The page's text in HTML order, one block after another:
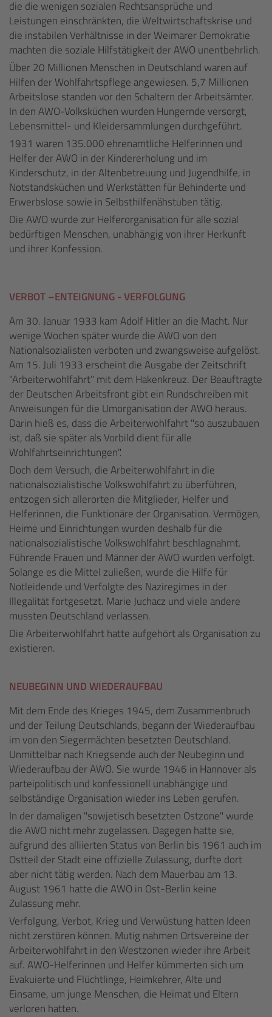
die die wenigen sozialen Rechtsansprüche und
Leistungen einschränkten, die Weltwirtschaftskrise und
die instabilen Verhältnisse in der Weimarer Demokratie
machten die soziale Hilfstätigkeit der AWO unentbehrlich.
Über 20 Millionen Menschen in Deutschland waren auf
Hilfen der Wohlfahrtspflege angewiesen. 5,7 Millionen
Arbeitslose standen vor den Schaltern der Arbeitsämter.
In den AWO-Volksküchen wurden Hungernde versorgt,
Lebensmittel- und Kleidersammlungen durchgeführt.
1931 waren 135.000 ehrenamtliche Helferinnen und
Helfer der AWO in der Kindererholung und im
Kinderschutz, in der Altenbetreuung und Jugendhilfe, in
Notstandsküchen und Werkstätten für Behinderte und
Erwerbslose sowie in Selbsthilfenähstuben tätig.
Die AWO wurde zur Helferorganisation für alle sozial
bedürftigen Menschen, unabhängig von ihrer Herkunft
und ihrer Konfession.
VERBOT –ENTEIGNUNG - VERFOLGUNG
Am 30. Januar 1933 kam Adolf Hitler an die Macht. Nur
wenige Wochen später wurde die AWO von den
Nationalsozialisten verboten und zwangsweise aufgelöst.
Am 15. Juli 1933 erscheint die Ausgabe der Zeitschrift
"Arbeiterwohlfahrt" mit dem Hakenkreuz. Der Beauftragte
der Deutschen Arbeitsfront gibt ein Rundschreiben mit
Anweisungen für die Umorganisation der AWO heraus.
Darin hieß es, dass die Arbeiterwohlfahrt "so auszubauen
ist, daß sie später als Vorbild dient für alle
Wohlfahrtseinrichtungen".
Doch dem Versuch, die Arbeiterwohlfahrt in die
nationalsozialistische Volkswohlfahrt zu überführen,
entzogen sich allerorten die Mitglieder, Helfer und
Helferinnen, die Funktionäre der Organisation. Vermögen,
Heime und Einrichtungen wurden deshalb für die
nationalsozialistische Volkswohlfahrt beschlagnahmt.
Führende Frauen und Männer der AWO wurden verfolgt.
Solange es die Mittel zuließen, wurde die Hilfe für
Notleidende und Verfolgte des Naziregimes in der
Illegalität fortgesetzt. Marie Juchacz und viele andere
mussten Deutschland verlassen.
Die Arbeiterwohlfahrt hatte aufgehört als Organisation zu
existieren.
NEUBEGINN UND WIEDERAUFBAU
Mit dem Ende des Krieges 1945, dem Zusammenbruch
und der Teilung Deutschlands, begann der Wiederaufbau
im von den Siegermächten besetzten Deutschland.
Unmittelbar nach Kriegsende auch der Neubeginn und
Wiederaufbau der AWO. Sie wurde 1946 in Hannover als
parteipolitisch und konfessionell unabhängige und
selbständige Organisation wieder ins Leben gerufen.
In der damaligen "sowjetisch besetzten Ostzone" wurde
die AWO nicht mehr zugelassen. Dagegen hatte sie,
aufgrund des alliierten Status von Berlin bis 1961 auch im
Ostteil der Stadt eine offizielle Zulassung, durfte dort
aber nicht tätig werden. Nach dem Mauerbau am 13.
August 1961 hatte die AWO in Ost-Berlin keine
Zulassung mehr.
Verfolgung, Verbot, Krieg und Verwüstung hatten Ideen
nicht zerstören können. Mutig nahmen Ortsvereine der
Arbeiterwohlfahrt in den Westzonen wieder ihre Arbeit
auf. AWO-Helferinnen und Helfer kümmerten sich um
Evakuierte und Flüchtlinge, Heimkehrer, Alte und
Einsame, um junge Menschen, die Heimat und Eltern
verloren hatten.